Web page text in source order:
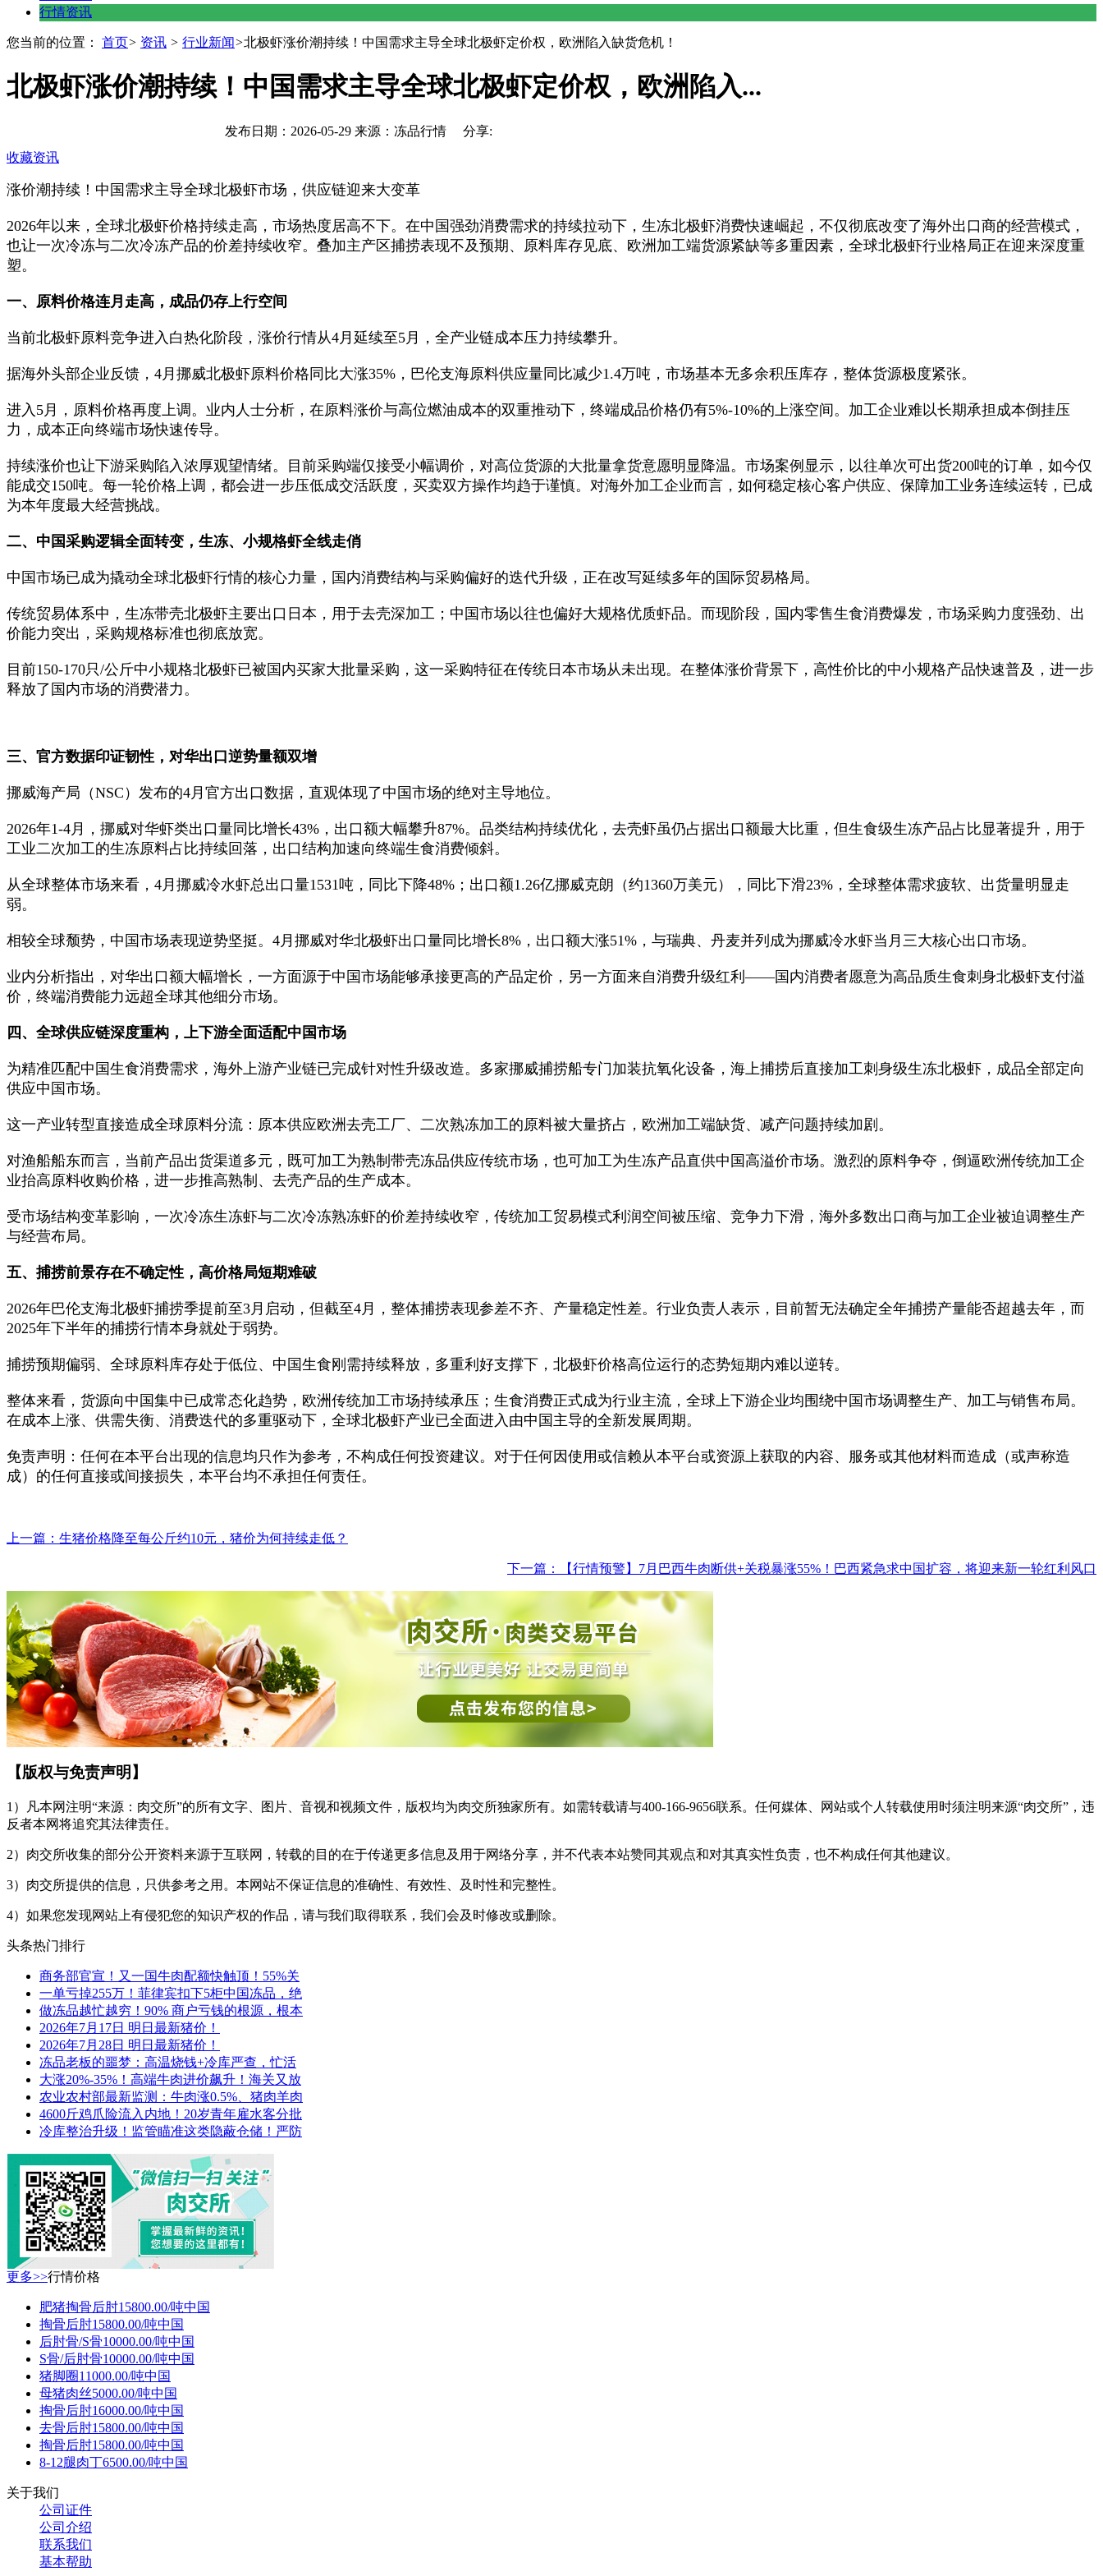
行情资讯
您当前的位置： 首页> 资讯 > 行业新闻>北极虾涨价潮持续！中国需求主导全球北极虾定价权，欧洲陷入缺货危机！
北极虾涨价潮持续！中国需求主导全球北极虾定价权，欧洲陷入...
发布日期：2026-05-29 来源：冻品行情
分享:
收藏资讯
涨价潮持续！中国需求主导全球北极虾市场，供应链迎来大变革
2026年以来，全球北极虾价格持续走高，市场热度居高不下。在中国强劲消费需求的持续拉动下，生冻北极虾消费快速崛起，不仅彻底改变了海外出口商的经营模式，
也让一次冷冻与二次冷冻产品的价差持续收窄。叠加主产区捕捞表现不及预期、原料库存见底、欧洲加工端货源紧缺等多重因素，全球北极虾行业格局正在迎来深度重
塑。
一、原料价格连月走高，成品仍存上行空间
当前北极虾原料竞争进入白热化阶段，涨价行情从4月延续至5月，全产业链成本压力持续攀升。
据海外头部企业反馈，4月挪威北极虾原料价格同比大涨35%，巴伦支海原料供应量同比减少1.4万吨，市场基本无多余积压库存，整体货源极度紧张。
进入5月，原料价格再度上调。业内人士分析，在原料涨价与高位燃油成本的双重推动下，终端成品价格仍有5%-10%的上涨空间。加工企业难以长期承担成本倒挂压
力，成本正向终端市场快速传导。
持续涨价也让下游采购陷入浓厚观望情绪。目前采购端仅接受小幅调价，对高位货源的大批量拿货意愿明显降温。市场案例显示，以往单次可出货200吨的订单，如今仅
能成交150吨。每一轮价格上调，都会进一步压低成交活跃度，买卖双方操作均趋于谨慎。对海外加工企业而言，如何稳定核心客户供应、保障加工业务连续运转，已成
为本年度最大经营挑战。
二、中国采购逻辑全面转变，生冻、小规格虾全线走俏
中国市场已成为撬动全球北极虾行情的核心力量，国内消费结构与采购偏好的迭代升级，正在改写延续多年的国际贸易格局。
传统贸易体系中，生冻带壳北极虾主要出口日本，用于去壳深加工；中国市场以往也偏好大规格优质虾品。而现阶段，国内零售生食消费爆发，市场采购力度强劲、出
价能力突出，采购规格标准也彻底放宽。
目前150-170只/公斤中小规格北极虾已被国内买家大批量采购，这一采购特征在传统日本市场从未出现。在整体涨价背景下，高性价比的中小规格产品快速普及，进一步
释放了国内市场的消费潜力。
三、官方数据印证韧性，对华出口逆势量额双增
挪威海产局（NSC）发布的4月官方出口数据，直观体现了中国市场的绝对主导地位。
2026年1-4月，挪威对华虾类出口量同比增长43%，出口额大幅攀升87%。品类结构持续优化，去壳虾虽仍占据出口额最大比重，但生食级生冻产品占比显著提升，用于
工业二次加工的生冻原料占比持续回落，出口结构加速向终端生食消费倾斜。
从全球整体市场来看，4月挪威冷水虾总出口量1531吨，同比下降48%；出口额1.26亿挪威克朗（约1360万美元），同比下滑23%，全球整体需求疲软、出货量明显走
弱。
相较全球颓势，中国市场表现逆势坚挺。4月挪威对华北极虾出口量同比增长8%，出口额大涨51%，与瑞典、丹麦并列成为挪威冷水虾当月三大核心出口市场。
业内分析指出，对华出口额大幅增长，一方面源于中国市场能够承接更高的产品定价，另一方面来自消费升级红利——国内消费者愿意为高品质生食刺身北极虾支付溢
价，终端消费能力远超全球其他细分市场。
四、全球供应链深度重构，上下游全面适配中国市场
为精准匹配中国生食消费需求，海外上游产业链已完成针对性升级改造。多家挪威捕捞船专门加装抗氧化设备，海上捕捞后直接加工刺身级生冻北极虾，成品全部定向
供应中国市场。
这一产业转型直接造成全球原料分流：原本供应欧洲去壳工厂、二次熟冻加工的原料被大量挤占，欧洲加工端缺货、减产问题持续加剧。
对渔船船东而言，当前产品出货渠道多元，既可加工为熟制带壳冻品供应传统市场，也可加工为生冻产品直供中国高溢价市场。激烈的原料争夺，倒逼欧洲传统加工企
业抬高原料收购价格，进一步推高熟制、去壳产品的生产成本。
受市场结构变革影响，一次冷冻生冻虾与二次冷冻熟冻虾的价差持续收窄，传统加工贸易模式利润空间被压缩、竞争力下滑，海外多数出口商与加工企业被迫调整生产
与经营布局。
五、捕捞前景存在不确定性，高价格局短期难破
2026年巴伦支海北极虾捕捞季提前至3月启动，但截至4月，整体捕捞表现参差不齐、产量稳定性差。行业负责人表示，目前暂无法确定全年捕捞产量能否超越去年，而
2025年下半年的捕捞行情本身就处于弱势。
捕捞预期偏弱、全球原料库存处于低位、中国生食刚需持续释放，多重利好支撑下，北极虾价格高位运行的态势短期内难以逆转。
整体来看，货源向中国集中已成常态化趋势，欧洲传统加工市场持续承压；生食消费正式成为行业主流，全球上下游企业均围绕中国市场调整生产、加工与销售布局。
在成本上涨、供需失衡、消费迭代的多重驱动下，全球北极虾产业已全面进入由中国主导的全新发展周期。
免责声明：任何在本平台出现的信息均只作为参考，不构成任何投资建议。对于任何因使用或信赖从本平台或资源上获取的内容、服务或其他材料而造成（或声称造
成）的任何直接或间接损失，本平台均不承担任何责任。
上一篇： 生猪价格降至每公斤约10元，猪价为何持续走低？
下一篇： 【行情预警】7月巴西牛肉断供+关税暴涨55%！巴西紧急求中国扩容，将迎来新一轮红利风口
【版权与免责声明】
1）凡本网注明“来源：肉交所”的所有文字、图片、音视和视频文件，版权均为肉交所独家所有。如需转载请与400-166-9656联系。任何媒体、网站或个人转载使用时须注明来源“肉交所”，违
反者本网将追究其法律责任。
2）肉交所收集的部分公开资料来源于互联网，转载的目的在于传递更多信息及用于网络分享，并不代表本站赞同其观点和对其真实性负责，也不构成任何其他建议。
3）肉交所提供的信息，只供参考之用。本网站不保证信息的准确性、有效性、及时性和完整性。
4）如果您发现网站上有侵犯您的知识产权的作品，请与我们取得联系，我们会及时修改或删除。
头条热门排行
商务部官宣！又一国牛肉配额快触顶！55%关
一单亏掉255万！菲律宾扣下5柜中国冻品，绝
做冻品越忙越穷！90% 商户亏钱的根源，根本
2026年7月17日 明日最新猪价！
2026年7月28日 明日最新猪价！
冻品老板的噩梦：高温烧钱+冷库严查，忙活
大涨20%-35%！高端牛肉进价飙升！海关又放
农业农村部最新监测：牛肉涨0.5%、猪肉羊肉
4600斤鸡爪险流入内地！20岁青年雇水客分批
冷库整治升级！监管瞄准这类隐蔽仓储！严防
更多>>行情价格
肥猪掏骨后肘15800.00/吨中国
掏骨后肘15800.00/吨中国
后肘骨/S骨10000.00/吨中国
S骨/后肘骨10000.00/吨中国
猪脚圈11000.00/吨中国
母猪肉丝5000.00/吨中国
掏骨后肘16000.00/吨中国
去骨后肘15800.00/吨中国
掏骨后肘15800.00/吨中国
8-12腿肉丁6500.00/吨中国
关于我们
公司证件
公司介绍
联系我们
基本帮助